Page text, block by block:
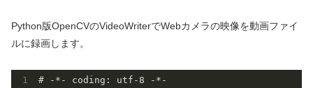
Python版OpenCVのVideoWriterでWebカメラの映像を動画ファイ
ルに録画します。
# -*- coding: utf-8 -*-